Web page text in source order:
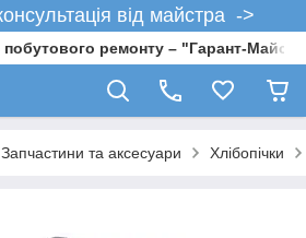
від майстра ->
побутового ремонту – "Гарант-
Запчастини та аксесуари Хлібопічки